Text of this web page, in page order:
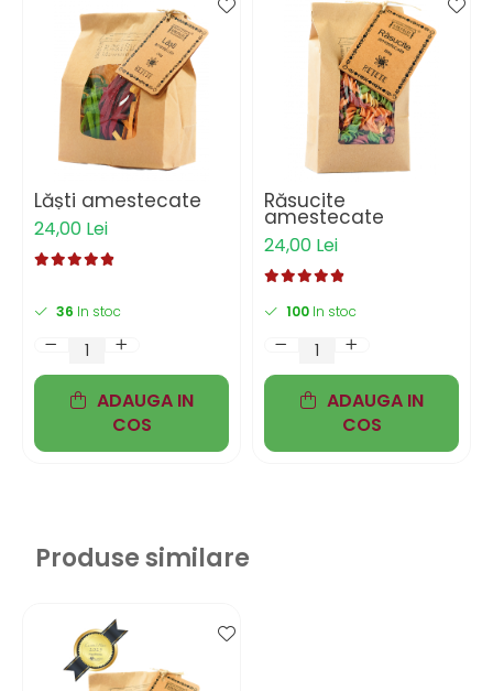
Lăști amestecate
24,00 Lei
36 In stoc
ADAUGA IN
COS
Răsucite
amestecate
24,00 Lei
100 In stoc
ADAUGA IN
COS
Produse similare